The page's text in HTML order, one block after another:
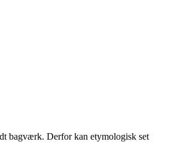
bagværk. Derfor kan etymologisk set